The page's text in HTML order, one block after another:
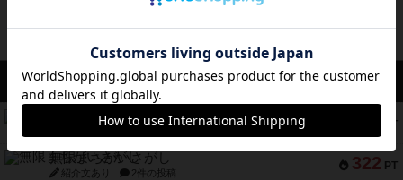
アクセス数 急上昇中
PT
コレクト！
322 PT
無限まちがいさがし
紹介文あり 2件の投稿